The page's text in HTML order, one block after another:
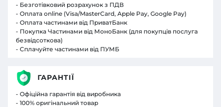
- Безготівковий розрахунок з ПДВ
- Оплата online (Visa/MasterCard, Apple Pay, Google Pay)
- Оплата частинами від ПриватБанк
- Покупка Частинами від МоноБанк (для покупців послуга
безвідсоткова)
- Сплачуйте частинами від ПУМБ
ГАРАНТІЇ
- Офіційна гарантія від виробника
- 100% оригінальний товар